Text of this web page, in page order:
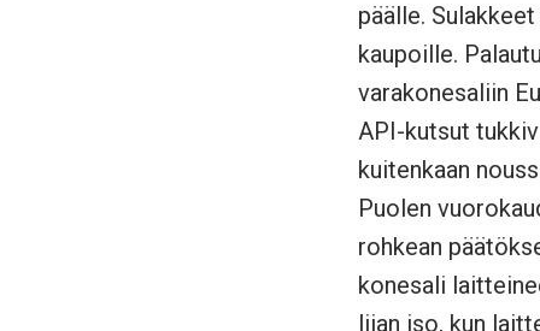
päälle.
kaupoille.
varakonesaliin
API-kutsut
kuitenkaan
Puolen
rohkean
konesali
liian iso, kun